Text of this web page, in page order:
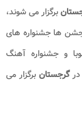
برگزار می شوند،
جشن ها جشنواره های
و جشنواره آهنگ
درگرجستان برگزار می